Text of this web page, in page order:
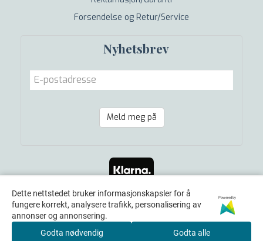
Forsendelse og Retur/Service
Nyhetsbrev
Meld meg på
Dette nettstedet bruker informasjonskapsler for å
fungere korrekt, analysere trafikk, personalisering av
annonser og annonsering.
Powered by
Godta nødvendig Godta alle